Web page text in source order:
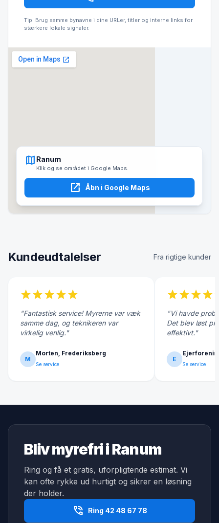
Tip: Brug samme bynavne i dine URLer, titler og interne links for
stærkere lokale signaler.
map Ranum
Klik og se området i Google Maps.
open_in_new Åbn i Google Maps
Kundeudtalelser Fra rigtige kunder
starstarstarstarstar
"Fantastisk service! Myrerne var væk
samme dag, og teknikeren var
virkelig venlig."
M
Morten, Frederiksberg
Se service
starstarstarstar
"Vi havde
Det blev løst
effektivt."
E
Se service
Bliv myrefri i Ranum
Ring og få et gratis, uforpligtende estimat. Vi
kan ofte rykke ud hurtigt og sikrer en løsning
der holder.
phone_in_talk Ring 42 48 67 78